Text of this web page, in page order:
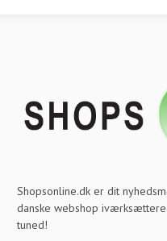
Shopsonline.dk er dit
danske webshop iværksættere
tuned!